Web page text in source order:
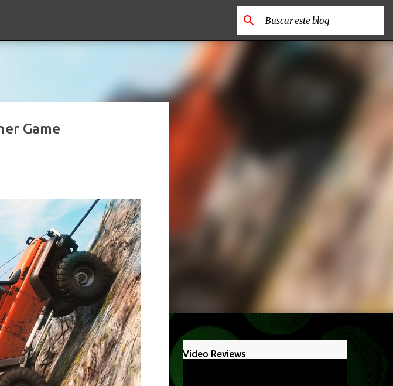
Game
Video Reviews